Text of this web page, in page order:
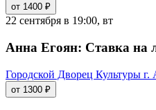
от 1400 ₽
22 сентября в 19:00, вт
Анна Егоян: Ставка на
Городской Дворец Культуры г.
от 1300 ₽